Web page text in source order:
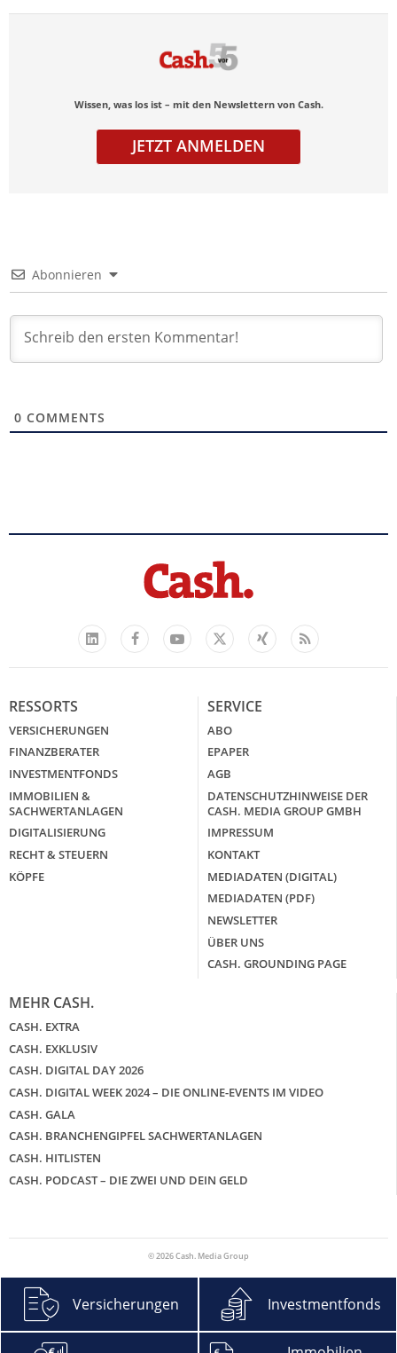
Wissen, was los ist – mit den Newslettern von Cash.
JETZT ANMELDEN
Abonnieren
0 COMMENTS
LinkedIn
FacebookYouTube
X
Xing Feed
RESSORTS
VERSICHERUNGEN
FINANZBERATER
INVESTMENTFONDS
IMMOBILIEN &
SACHWERTANLAGEN
DIGITALISIERUNG
RECHT & STEUERN
KÖPFE
SERVICE
ABO
EPAPER
AGB
DATENSCHUTZHINWEISE DER
CASH. MEDIA GROUP GMBH
IMPRESSUM
KONTAKT
MEDIADATEN (DIGITAL)
MEDIADATEN (PDF)
NEWSLETTER
ÜBER UNS
CASH. GROUNDING PAGE
MEHR CASH.
CASH. EXTRA
CASH. EXKLUSIV
CASH. DIGITAL DAY 2026
CASH. DIGITAL WEEK 2024 – DIE ONLINE-EVENTS IM VIDEO
CASH. GALA
CASH. BRANCHENGIPFEL SACHWERTANLAGEN
CASH. HITLISTEN
CASH. PODCAST – DIE ZWEI UND DEIN GELD
© 2026 Cash. Media Group
Versicherungen Investmentfonds